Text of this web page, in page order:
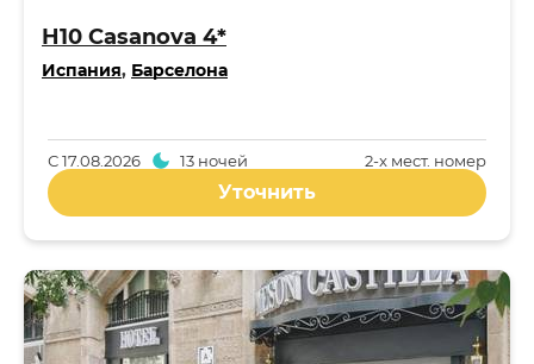
H10 Casanova 4*
Испания, Барселона
2-x мест. номер
С17.08.2026 13 ночей
Уточнить